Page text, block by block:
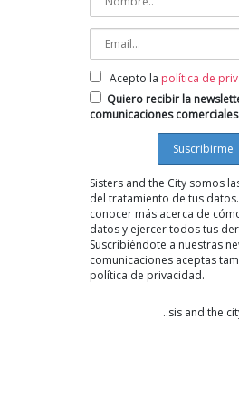
Acepto la política de
Quiero recibir la
comunicaciones comerciales
Sisters and the City somos
del tratamiento de tus
conocer más acerca de
datos y ejercer todos tus
Suscribiéndote a nuestras
comunicaciones aceptas
política de privacidad.
..sis and the